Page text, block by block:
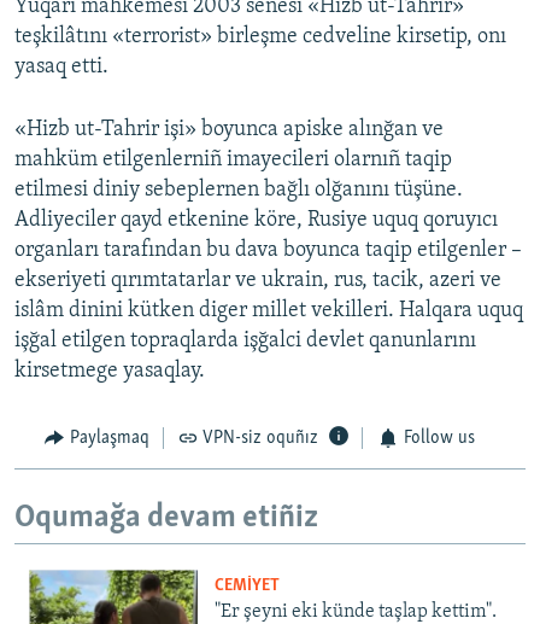
Yuqarı mahkemesi 2003 senesi «Hizb ut-Tahrir»
teşkilâtını «terrorist» birleşme cedveline kirsetip, onı
yasaq etti.
«Hizb ut-Tahrir işi» boyunca apiske alınğan ve
mahküm etilgenlerniñ imayecileri olarnıñ taqip
etilmesi diniy sebeplernen bağlı olğanını tüşüne.
Adliyeciler qayd etkenine köre, Rusiye uquq qoruyıcı
organları tarafından bu dava boyunca taqip etilgenler –
ekseriyeti qırımtatarlar ve ukrain, rus, tacik, azeri ve
islâm dinini kütken diger millet vekilleri. Halqara uquq
işğal etilgen topraqlarda işğalci devlet qanunlarını
kirsetmege yasaqlay.
Paylaşmaq VPN-siz oquñız Follow us
Oqumağa devam etiñiz
CEMİYET
"Er şeyni eki künde taşlap kettim".